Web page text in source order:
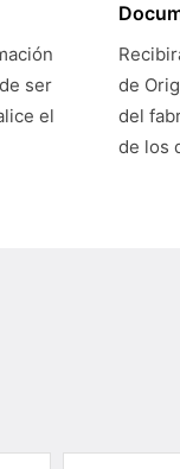
ser
el
de
del
de los